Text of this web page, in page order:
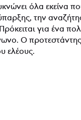
όλα εκείνα
την
για ένα
Ο
ελέους.